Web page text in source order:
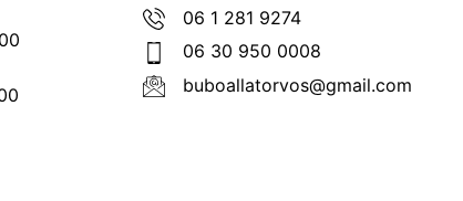
06 1 281 9274
06 30 950 0008
buboallatorvos@gmail.com